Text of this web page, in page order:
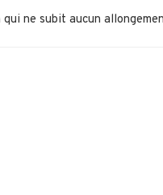
qui ne subit aucun